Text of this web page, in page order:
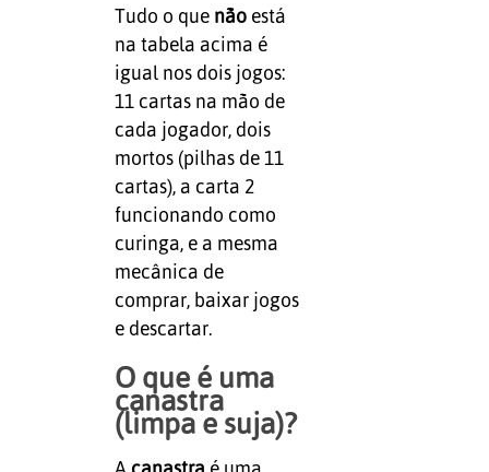
Tudo o que nãoestá
na tabela acima é
igual nos dois jogos:
11 cartas na mão de
cada jogador, dois
mortos (pilhas de 11
cartas), a carta 2
funcionando como
curinga, e a mesma
mecânica de
comprar, baixar jogos
e descartar.
O que é uma
canastra
(limpa e suja)?